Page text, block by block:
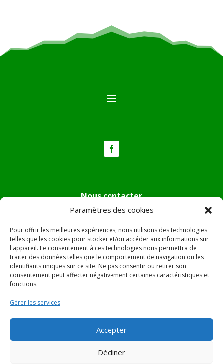
Paramètres des cookies
Pour offrir les meilleures expériences, nous utilisons des technologies
telles que les cookies pour stocker et/ou accéder aux informations sur
l'appareil. Le consentement à ces technologies nous permettra de
traiter des données telles que le comportement de navigation ou les
identifiants uniques sur ce site. Ne pas consentir ou retirer son
consentement peut affecter négativement certaines caractéristiques et
fonctions.
Gérer les services
Accepter
Décliner
Nous contacter
Tél :04.95.36.24.02
Mail:
mairie.pietradiverde@wanadoo.fr
Adresse :Hôtel de ville de Pietra di Verde
Le village
20230 Pietra di Verde
© 2022 Mairie de Pietra Di Verde – Réalisation